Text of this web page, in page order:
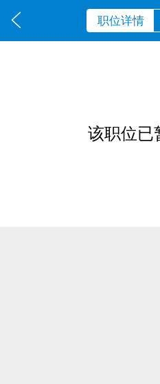
职位详情
该职位已